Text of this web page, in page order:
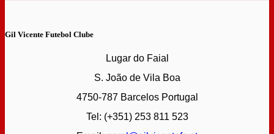
Gil Vicente Futebol Clube
Lugar do Faial
S. João de Vila Boa
4750-787 Barcelos Portugal
Tel: (+351) 253 811 523